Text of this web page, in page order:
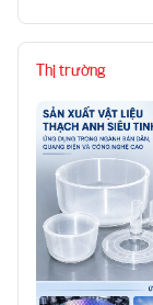
Thị trường